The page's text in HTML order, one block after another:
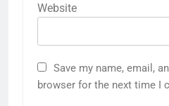
Website
Save my name, email,
browser for the next time I